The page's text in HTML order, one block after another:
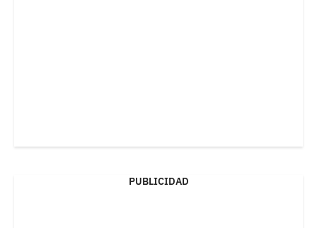
PUBLICIDAD